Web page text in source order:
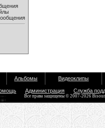
Альбомы Видеоклипы
Администрация Служба
Все права защищены © 2007-2026